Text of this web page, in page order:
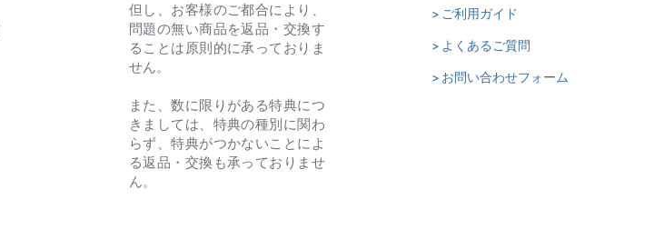
但し、お客様のご都合により、
問題の無い商品を返品・交換す
ることは原則的に承っておりま
せん。
また、数に限りがある特典につ
きましては、特典の種別に関わ
らず、特典がつかないことによ
る返品・交換も承っておりませ
ん。
> ご利用ガイド
> よくあるご質問
> お問い合わせフォーム